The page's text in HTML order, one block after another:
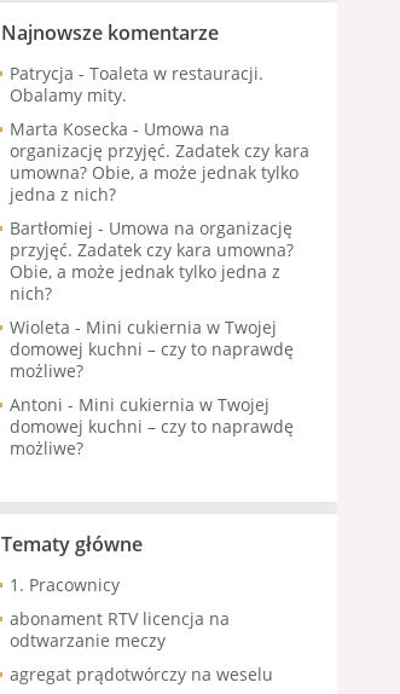
Najnowsze komentarze
Patrycja - Toaleta w restauracji.
Obalamy mity.
Marta Kosecka - Umowa na
organizację przyjęć. Zadatek czy kara
umowna? Obie, a może jednak tylko
jedna z nich?
Bartłomiej - Umowa na organizację
przyjęć. Zadatek czy kara umowna?
Obie, a może jednak tylko jedna z
nich?
Wioleta - Mini cukiernia w Twojej
domowej kuchni – czy to naprawdę
możliwe?
Antoni - Mini cukiernia w Twojej
domowej kuchni – czy to naprawdę
możliwe?
Tematy główne
1. Pracownicy
abonament RTV licencja na
odtwarzanie meczy
agregat prądotwórczy na weselu